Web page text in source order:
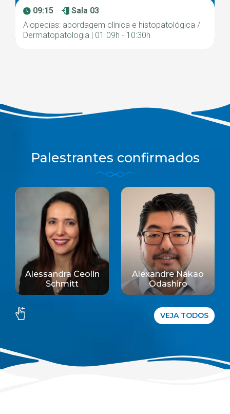
09:15
Sala 03
Alopecias: abordagem clínica e histopatológica /
Dermatopatologia | 01 09h - 10:30h
Palestrantes confirmados
Alessandra Ceolin
Schmitt
Alexandre Nakao
Odashiro
VEJA TODOS